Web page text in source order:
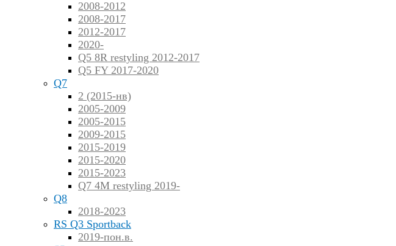
2008-2012
2008-2017
2012-2017
2020-
Q5 8R restyling 2012-2017
Q5 FY 2017-2020
Q7
2 (2015-нв)
2005-2009
2005-2015
2009-2015
2015-2019
2015-2020
2015-2023
Q7 4M restyling 2019-
Q8
2018-2023
RS Q3 Sportback
2019-пон.в.